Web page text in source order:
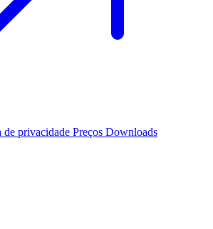
de privacidade Preços Downloads